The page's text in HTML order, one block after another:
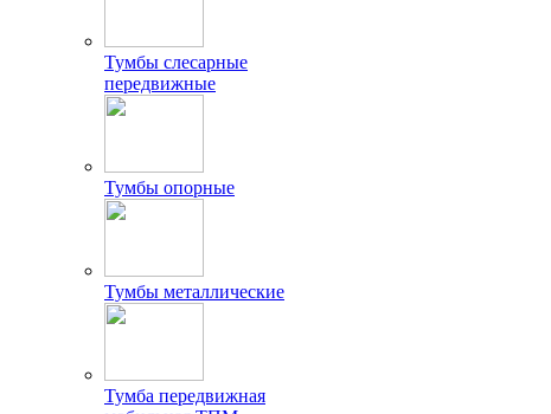
Тумбы слесарные
передвижные
Тумбы опорные
Тумбы металлические
Тумба передвижная